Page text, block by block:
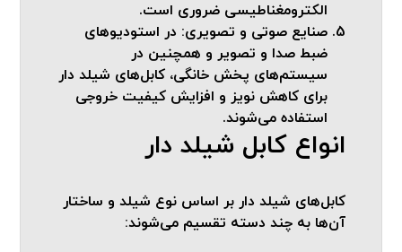
الکترومغناطیسی ضروری است.
صنایع صوتی و تصویری: در استودیوهای
ضبط صدا و تصویر و همچنین در
سیستم‌های پخش خانگی، کابل‌های شیلد دار
برای کاهش نویز و افزایش کیفیت خروجی
استفاده می‌شوند.
انواع کابل شیلد دار
کابل‌های شیلد دار بر اساس نوع شیلد و ساختار
آن‌ها به چند دسته تقسیم می‌شوند: